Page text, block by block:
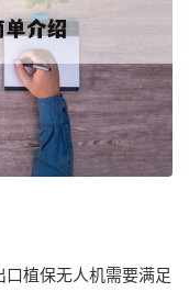
植保无人机需要满足